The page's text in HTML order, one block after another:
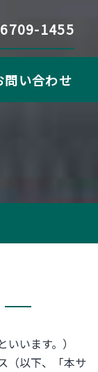
1455
問い合わせ
います。）
（以下、「本サ